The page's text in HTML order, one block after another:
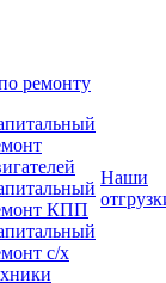
ремонту
КПП
с/х
Наши